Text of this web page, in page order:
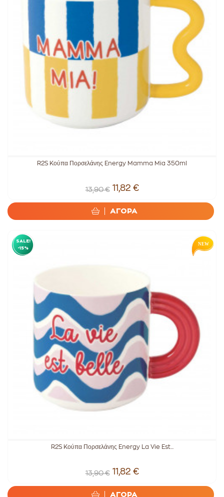
R2S Kούπα Πορσελάνης Energy Mamma Mia 350ml
13,90 € 11,82 €
ΑΓΟΡΑ
SALE!
-15%
R2S Kούπα Πορσελάνης Energy La Vie Est...
13,90 € 11,82 €
ΑΓΟΡΑ